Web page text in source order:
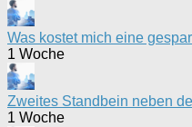
Was kostet mich eine
1 Woche
Zweites Standbein neben
1 Woche